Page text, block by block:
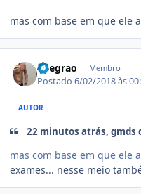
mas com base em que ele
llnegrao Membro
Postado6/02/2018 às
AUTOR
22 minutos atrás, gmds
mas com base em que ele
exames... nesse meio